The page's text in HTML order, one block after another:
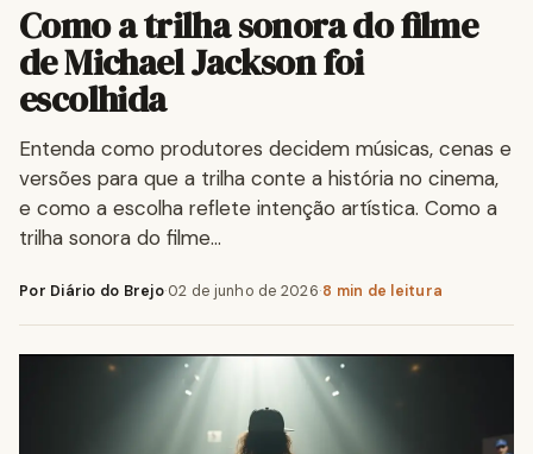
Como a trilha sonora do filme
de Michael Jackson foi
escolhida
Entenda como produtores decidem músicas, cenas e
versões para que a trilha conte a história no cinema,
e como a escolha reflete intenção artística. Como a
trilha sonora do filme…
Por Diário do Brejo·02 de junho de 2026·8 min de leitura